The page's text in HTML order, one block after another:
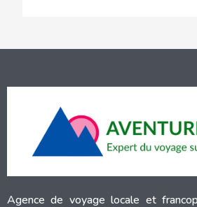
Agence de voyage locale et